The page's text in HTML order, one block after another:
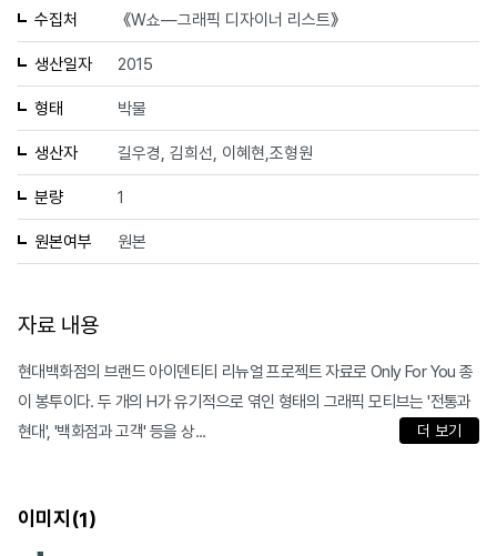
수집처 《W쇼—그래픽 디자이너 리스트》
생산일자 2015
형태 박물
생산자 길우경, 김희선, 이혜현,조형원
분량 1
원본여부 원본
자료 내용
현대백화점의 브랜드 아이덴티티 리뉴얼 프로젝트 자료로 Only For You 종
이 봉투이다. 두 개의 H가 유기적으로 엮인 형태의 그래픽 모티브는 '전통과
현대', '백화점과 고객' 등을 상...
더 보기
이미지(1)